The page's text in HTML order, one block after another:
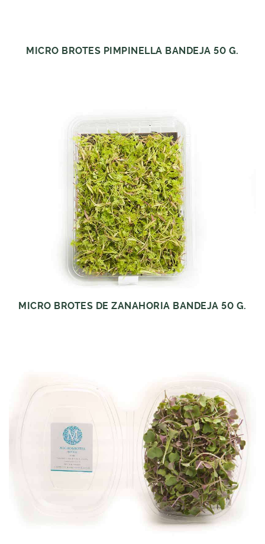
MICRO BROTES PIMPINELLA BANDEJA 50 G.
MICRO BROTES DE ZANAHORIA BANDEJA 50 G.